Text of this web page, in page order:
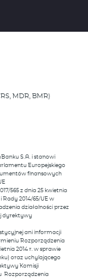
MDR, BMR)
S.A. i stanowi
Europejskiego
finansowych
565 z dnia 25 kwietnia
Rady 2014/65/UE w
działalności przez
dyrektywy
ani informacji
Rozporządzenia
2014 r. w sprawie
oraz uchylającego
Komisji
Rozporządzenia